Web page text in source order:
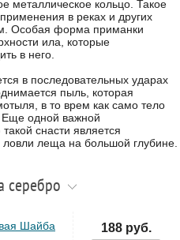
металлическое кольцо. Такое
в реках и других
Особая форма приманки
ила, которые
в него.
в последовательных ударах
пыль, которая
в то врем как само тело
Еще одной важной
снасти является
леща на большой глубине.
серебро
Шайба
188 руб.